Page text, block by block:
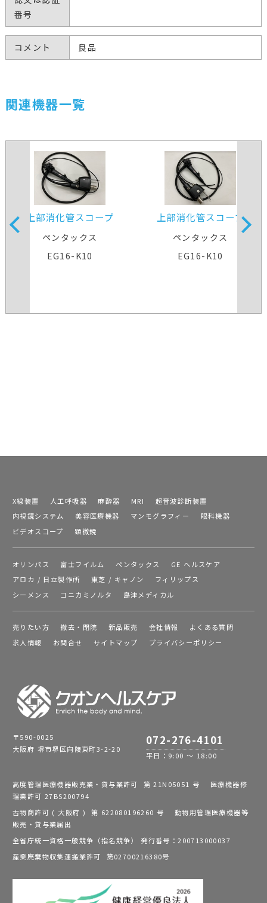
番号
コメント 良品
関連機器一覧
上部消化管スコープ
ペンタックス
EG16-K10
上部消化管スコープ
ペンタックス
EG16-K10
X線装置 人工呼吸器 麻酔器 MRI
超音波診断装置
内視鏡システム
美容医療機器 マンモグラフィー
眼科機器
ビデオスコープ
顕微鏡
オリンパス 富士フイルム ペンタックス
GE ヘルスケア
アロカ / 日立製作所
東芝 / キャノン
フィリップス
シーメンス
コニカミノルタ 島津メディカル
売りたい方 撤去・閉院 新品販売 会社情報
よくある質問
求人情報
お問合せ サイトマップ プライバシーポリシー
〒590-0025
大阪府 堺市堺区向陵東町3-2-20
072-276-4101
平日：9:00 ～ 18:00
高度管理医療機器販売業・貸与業許可 第 21N05051 号 医療機器修
理業許可 27BS200794
古物商許可 ( 大阪府 ) 第 622080196260 号 動物用管理医療機器等
販売・貸与業届出
全省庁統一資格一般競争（指名競争） 発行番号：200713000037
産業廃棄物収集運搬業許可 第02700216380号